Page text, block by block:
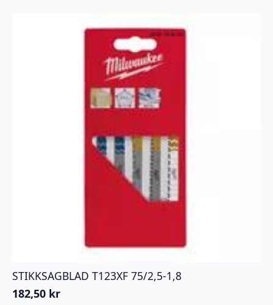
STIKKSAGBLAD T123XF 75/2,5-1,8
182,50 kr